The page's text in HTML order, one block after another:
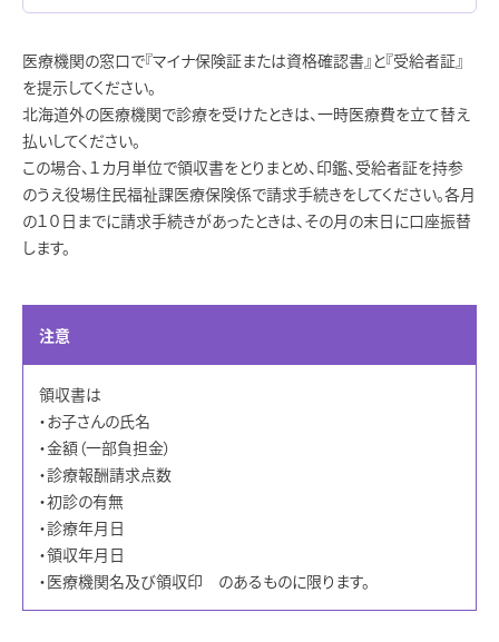
医療機関の窓口で『マイナ保険証または資格確認書』と『受給者証』
を提示してください。
北海道外の医療機関で診療を受けたときは、一時医療費を立て替え
払いしてください。
この場合、１カ月単位で領収書をとりまとめ、印鑑、受給者証を持参
のうえ役場住民福祉課医療保険係で請求手続きをしてください。各月
の１０日までに請求手続きがあったときは、その月の末日に口座振替
します。
注意
領収書は
・お子さんの氏名
・金額（一部負担金）
・診療報酬請求点数
・初診の有無
・診療年月日
・領収年月日
・医療機関名及び領収印 のあるものに限ります。